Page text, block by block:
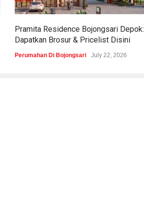
Pramita Residence Bojongsari Depok:
Dapatkan Brosur & Pricelist Disini
Perumahan Di Bojongsari July 22, 2026